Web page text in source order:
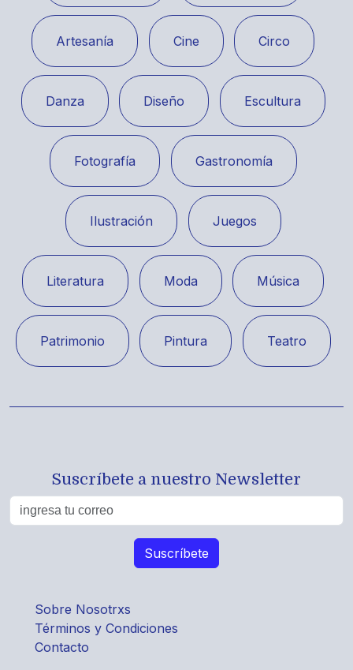
Artesanía Cine Circo
Danza Diseño Escultura
Fotografía Gastronomía
Ilustración Juegos
Literatura Moda Música
Patrimonio Pintura Teatro
Suscríbete a nuestro Newsletter
Sobre Nosotrxs
Términos y Condiciones
Contacto